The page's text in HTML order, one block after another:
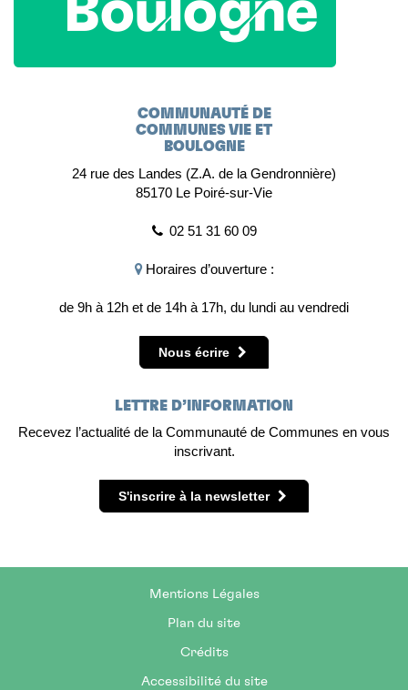
COMMUNAUTÉ DE
COMMUNES VIE ET
BOULOGNE
24 rue des Landes (Z.A. de la Gendronnière)
85170 Le Poiré-sur-Vie
02 51 31 60 09
Horaires d’ouverture :
de 9h à 12h et de 14h à 17h, du lundi au vendredi
Nous écrire
LETTRE D’INFORMATION
Recevez l’actualité de la Communauté de Communes en vous
inscrivant.
S'inscrire à la newsletter
Mentions Légales
Plan du site
Crédits
Accessibilité du site